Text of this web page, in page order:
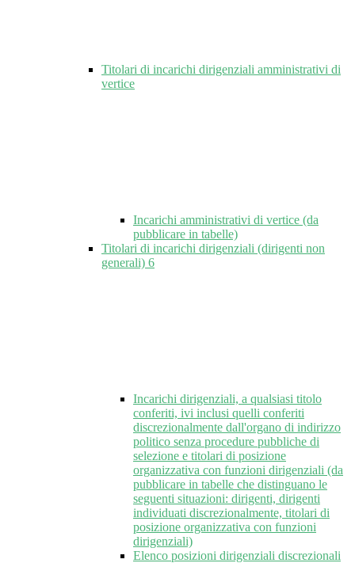
Titolari di incarichi dirigenziali amministrativi di
vertice
Incarichi amministrativi di vertice (da
pubblicare in tabelle)
Titolari di incarichi dirigenziali (dirigenti non
generali) 6
Incarichi dirigenziali, a qualsiasi titolo
conferiti, ivi inclusi quelli conferiti
discrezionalmente dall'organo di indirizzo
politico senza procedure pubbliche di
selezione e titolari di posizione
organizzativa con funzioni dirigenziali (da
pubblicare in tabelle che distinguano le
seguenti situazioni: dirigenti, dirigenti
individuati discrezionalmente, titolari di
posizione organizzativa con funzioni
dirigenziali)
Elenco posizioni dirigenziali discrezionali